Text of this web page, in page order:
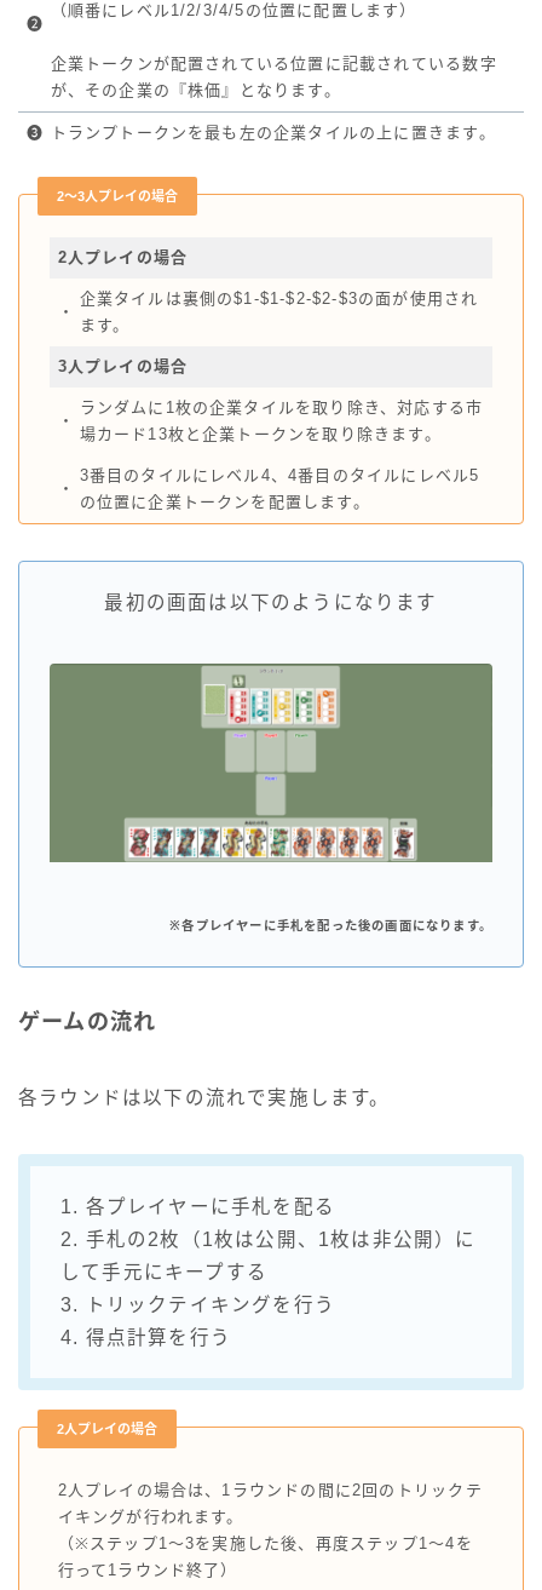
❷
（順番にレベル1/2/3/4/5の位置に配置します）
企業トークンが配置されている位置に記載されている数字
が、その企業の『株価』となります。
❸ トランプトークンを最も左の企業タイルの上に置きます。
2～3人プレイの場合
2人プレイの場合
・
企業タイルは裏側の$1-$1-$2-$2-$3の面が使用され
ます。
3人プレイの場合
・
ランダムに1枚の企業タイルを取り除き、対応する市
場カード13枚と企業トークンを取り除きます。
・
3番目のタイルにレベル4、4番目のタイルにレベル5
の位置に企業トークンを配置します。
最初の画面は以下のようになります
※各プレイヤーに手札を配った後の画面になります。
ゲームの流れ
各ラウンドは以下の流れで実施します。
1. 各プレイヤーに手札を配る
2. 手札の2枚（1枚は公開、1枚は非公開）に
して手元にキープする
3. トリックテイキングを行う
4. 得点計算を行う
2人プレイの場合
2人プレイの場合は、1ラウンドの間に2回のトリックテ
イキングが行われます。
（※ステップ1～3を実施した後、再度ステップ1～4を
行って1ラウンド終了）